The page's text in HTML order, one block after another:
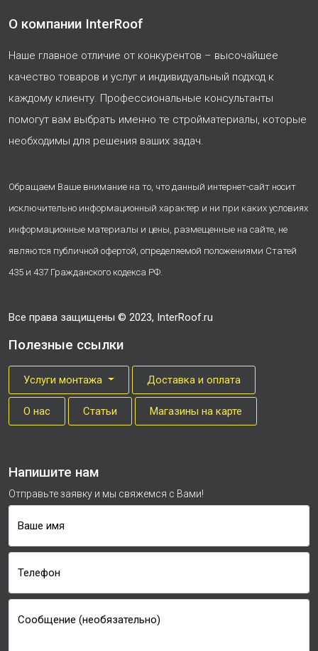
О компании InterRoof
Наше главное отличие от конкурентов – высочайшее
качество товаров и услуг и индивидуальный подход к
каждому клиенту. Профессиональные консультанты
помогут вам выбрать именно те стройматериалы, которые
необходимы для решения ваших задач.
Обращаем Ваше внимание на то, что данный интернет-сайт носит
исключительно информационный характер и ни при каких условиях
информационные материалы и цены, размещенные на сайте, не
являются публичной офертой, определяемой положениями Статей
435 и 437 Гражданского кодекса РФ.
Все права защищены © 2023, InterRoof.ru
Полезные ссылки
Услуги монтажа Доставка и оплата
О нас Cтатьи Магазины на карте
Напишите нам
Отправьте заявку и мы свяжемся с Вами!
Ваше имя
Телефон
Сообщение (необязательно)